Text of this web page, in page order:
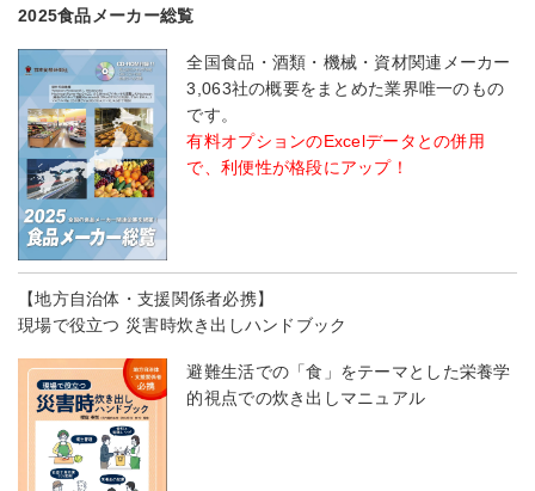
2025食品メーカー総覧
全国食品・酒類・機械・資材関連メーカー
3,063社の概要をまとめた業界唯一のもの
です。
有料オプションのExcelデータとの併用
で、利便性が格段にアップ！
【地方自治体・支援関係者必携】
現場で役立つ 災害時炊き出しハンドブック
避難生活での「食」をテーマとした栄養学
的視点での炊き出しマニュアル